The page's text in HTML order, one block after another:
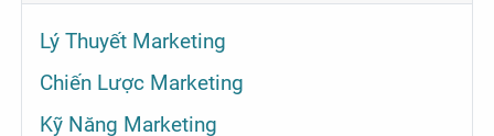
Lý Thuyết Marketing
Chiến Lược Marketing
Kỹ Năng Marketing